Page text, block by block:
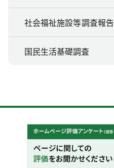
社会福祉施設等調査報告
国民生活基礎調査